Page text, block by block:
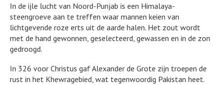
In de ijle lucht van Noord-Punjab is een Himalaya-
steengroeve aan te treffen waar mannen keien van
lichtgevende roze erts uit de aarde halen. Het zout wordt
met de hand gewonnen, geselecteerd, gewassen en in de zon
gedroogd.
In 326 voor Christus gaf Alexander de Grote zijn troepen de
rust in het Khewragebied, wat tegenwoordig Pakistan heet.